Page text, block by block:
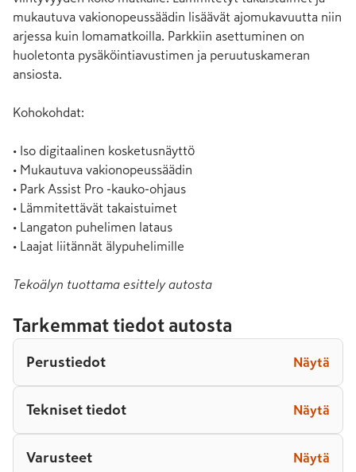
mukautuva vakionopeussäädin lisäävät ajomukavuutta niin
arjessa kuin lomamatkoilla. Parkkiin asettuminen on
huoletonta pysäköintiavustimen ja peruutuskameran
ansiosta.
Kohokohdat:
• Iso digitaalinen kosketusnäyttö
• Mukautuva vakionopeussäädin
• Park Assist Pro -kauko-ohjaus
• Lämmitettävät takaistuimet
• Langaton puhelimen lataus
• Laajat liitännät älypuhelimille
Tekoälyn tuottama esittely autosta
Tarkemmat tiedot autosta
Perustiedot Näytä
Tekniset tiedot Näytä
Varusteet Näytä